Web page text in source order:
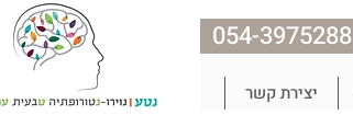
054-3975288
יצירת קשר